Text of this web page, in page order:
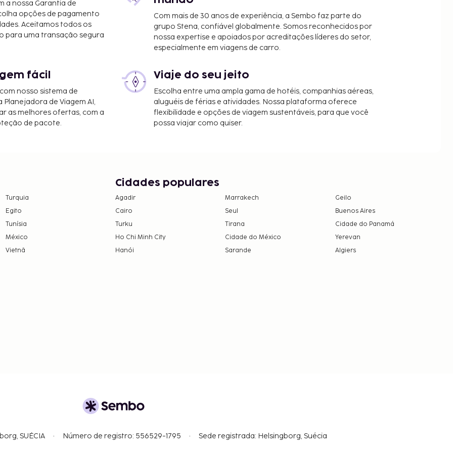
Mallorca (PMI) - 45,8
vistas a partir
custos. Podem
que será cobrado
a oitava noite de
0.55 EUR por
Este
Para mais
a nossa Garantia de
opções de pagamento
Aceitamos todos os
para uma transação segura
Com mais de 30 anos de experiência, a Sembo faz parte do
grupo Stena, confiável globalmente. Somos reconhecidos por
nossa expertise e apoiados por acreditações líderes do setor,
especialmente em viagens de carro.
fácil
nosso sistema de
Planejadora de Viagem AI,
as melhores ofertas, com a
de pacote.
Viaje do seu jeito
Escolha entre uma ampla gama de hotéis, companhias aéreas,
aluguéis de férias e atividades. Nossa plataforma oferece
flexibilidade e opções de viagem sustentáveis, para que você
possa viajar como quiser.
Turquia
Egito
Tunísia
México
Vietnã
Cidades populares
Agadir Marrakech
Geilo
Cairo
Seul
Buenos Aires
Turku
Tirana
Cidade do Panamá
Ho Chi Minh City
Cidade do México
Yerevan
Hanói
Sarande Algiers
SUÉCIA Número de registro: 556529-1795 Sede registrada: Helsingborg, Suécia